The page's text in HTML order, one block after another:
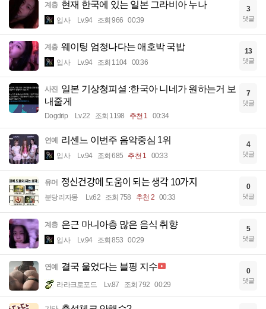
계층 현재 한국에 있는 일본 그라비아 누나
입사 Lv.94 조회 966 00:39
3
댓글
계층 웨이팅 엄청나다는 애호박 국밥
입사 Lv.94 조회 1104 00:36
13
댓글
사진 일본 기상청피셜 :한국아 니네가 원하는거 보
내줄게
Dogdrip Lv.22 조회 1198 추천 1 00:34
7
댓글
연예 리센느 이번주 음악중심 1위
입사 Lv.94 조회 685 추천 1 00:33
4
댓글
유머 정신건강에 도움이 되는 생각 10가지
분당리자몽 Lv.62 조회 758 추천 2 00:33
0
댓글
계층 은근 마니아층 많은 음식 취향
입사 Lv.94 조회 853 00:29
5
댓글
연예 결국 울었다는 블핑 지수
라라크로포드 Lv.87 조회 792 00:29
0
댓글